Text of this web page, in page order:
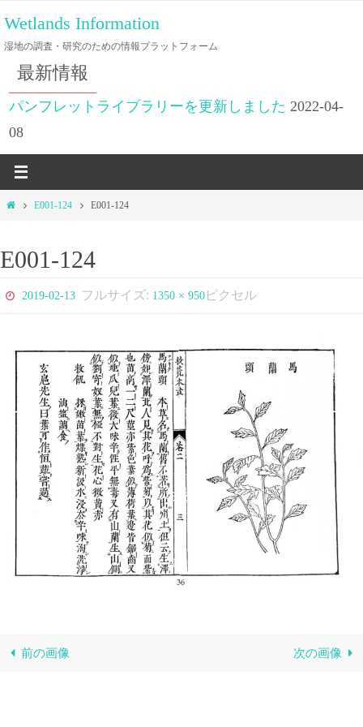
ン
テ
ツ
ス
プ
Wetlands Information
湿地の調査・研究のための情報プラットフォーム
最新情報
パンフレットライブラリーを更新しました 2022-04-
08
ホ
E001-124 E001-124
E001-124
2019-02-13 フルサイズ: 1350 × 950 ピクセル
前の画像 次の画像